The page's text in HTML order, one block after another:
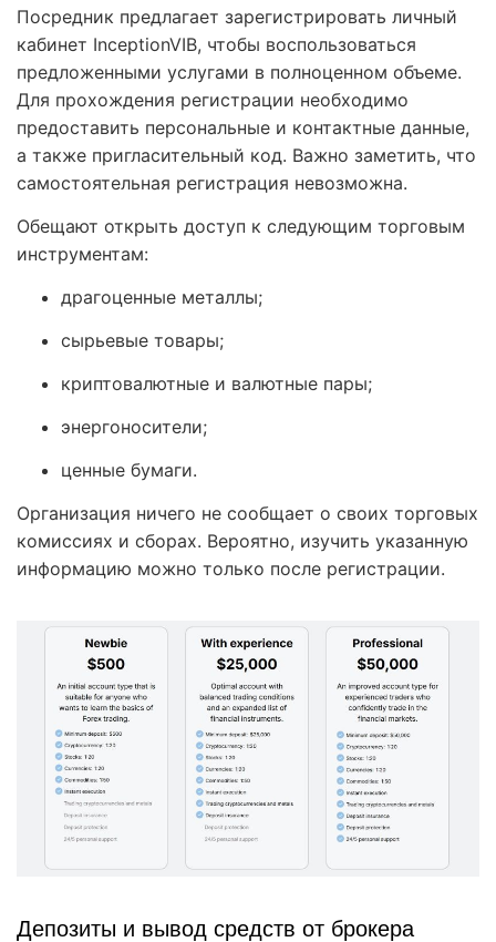
Посредник предлагает зарегистрировать личный
кабинет InceptionVIB, чтобы воспользоваться
предложенными услугами в полноценном объеме.
Для прохождения регистрации необходимо
предоставить персональные и контактные данные,
а также пригласительный код. Важно заметить, что
самостоятельная регистрация невозможна.
Обещают открыть доступ к следующим торговым
инструментам:
драгоценные металлы;
сырьевые товары;
криптовалютные и валютные пары;
энергоносители;
ценные бумаги.
Организация ничего не сообщает о своих торговых
комиссиях и сборах. Вероятно, изучить указанную
информацию можно только после регистрации.
Депозиты и вывод средств от брокера